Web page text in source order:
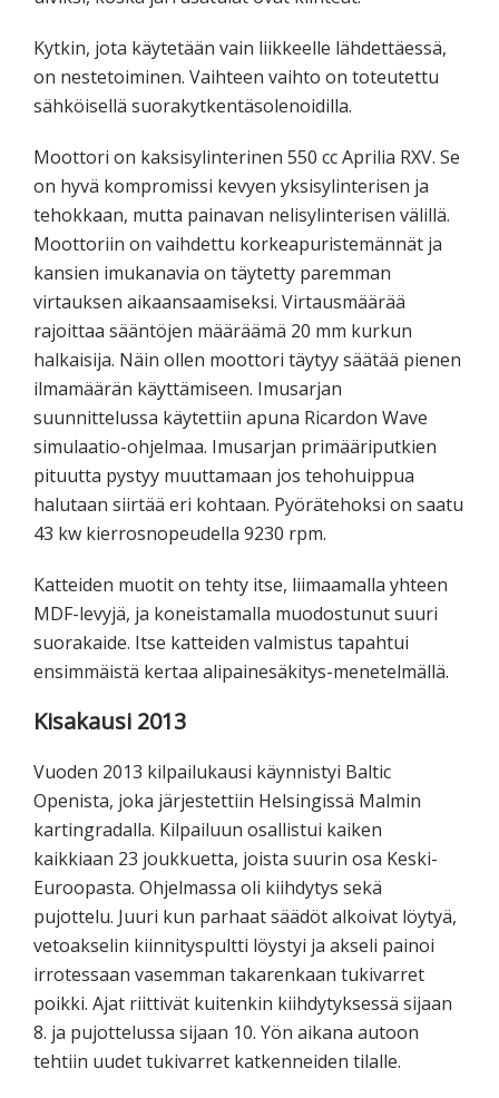
Kytkin, jota käytetään vain liikkeelle lähdettäessä,
on nestetoiminen. Vaihteen vaihto on toteutettu
sähköisellä suorakytkentäsolenoidilla.
Moottori on kaksisylinterinen 550 cc Aprilia RXV. Se
on hyvä kompromissi kevyen yksisylinterisen ja
tehokkaan, mutta painavan nelisylinterisen välillä.
Moottoriin on vaihdettu korkeapuristemännät ja
kansien imukanavia on täytetty paremman
virtauksen aikaansaamiseksi. Virtausmäärää
rajoittaa sääntöjen määräämä 20 mm kurkun
halkaisija. Näin ollen moottori täytyy säätää pienen
ilmamäärän käyttämiseen. Imusarjan
suunnittelussa käytettiin apuna Ricardon Wave
simulaatio-ohjelmaa. Imusarjan primääriputkien
pituutta pystyy muuttamaan jos tehohuippua
halutaan siirtää eri kohtaan. Pyörätehoksi on saatu
43 kw kierrosnopeudella 9230 rpm.
Katteiden muotit on tehty itse, liimaamalla yhteen
MDF-levyjä, ja koneistamalla muodostunut suuri
suorakaide. Itse katteiden valmistus tapahtui
ensimmäistä kertaa alipainesäkitys-menetelmällä.
Kisakausi 2013
Vuoden 2013 kilpailukausi käynnistyi Baltic
Openista, joka järjestettiin Helsingissä Malmin
kartingradalla. Kilpailuun osallistui kaiken
kaikkiaan 23 joukkuetta, joista suurin osa Keski-
Euroopasta. Ohjelmassa oli kiihdytys sekä
pujottelu. Juuri kun parhaat säädöt alkoivat löytyä,
vetoakselin kiinnityspultti löystyi ja akseli painoi
irrotessaan vasemman takarenkaan tukivarret
poikki. Ajat riittivät kuitenkin kiihdytyksessä sijaan
8. ja pujottelussa sijaan 10. Yön aikana autoon
tehtiin uudet tukivarret katkenneiden tilalle.